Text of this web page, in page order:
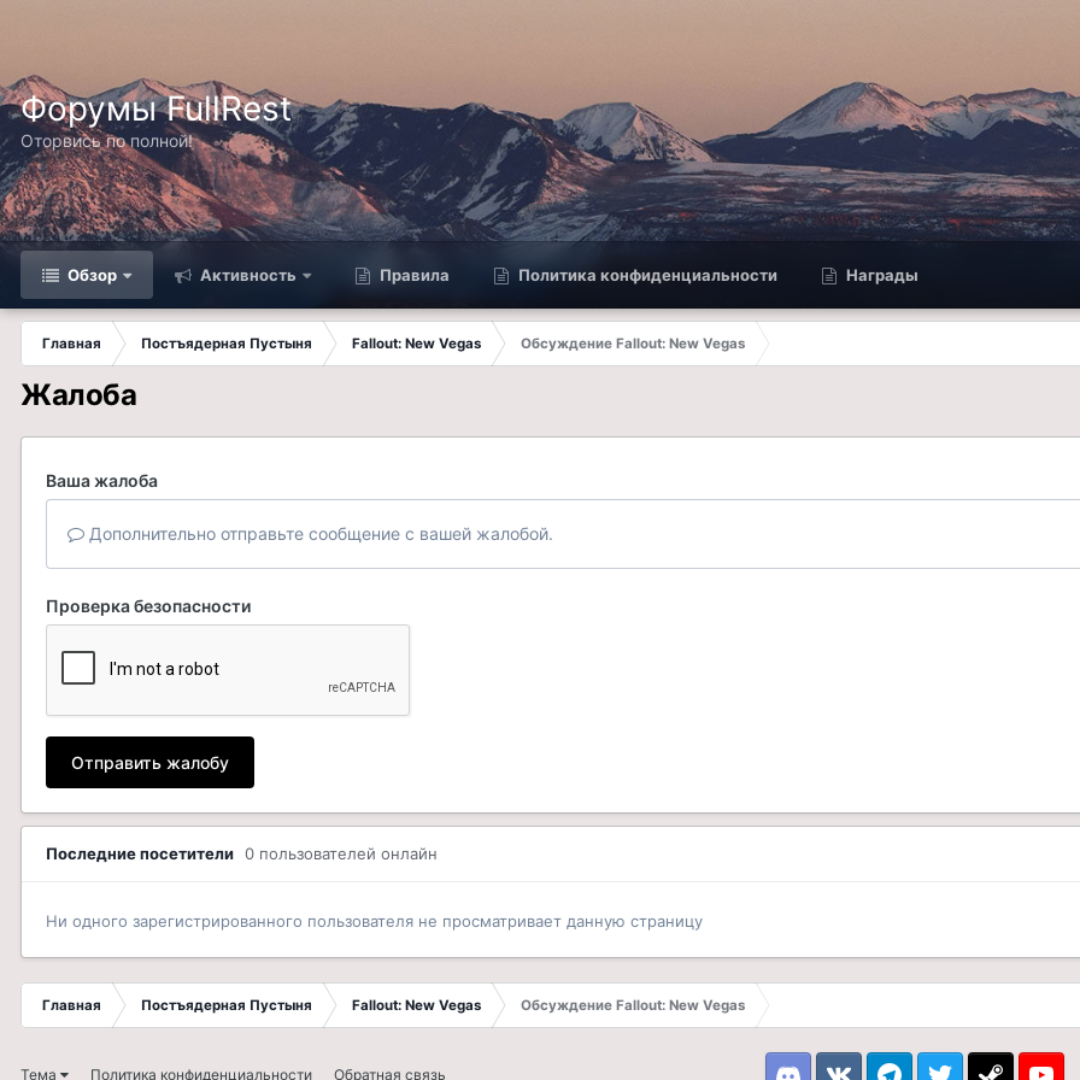
Форумы FullRest
Оторвись по полной!
Обзор Активность Правила Политика конфиденциальности Награды
Главная Постъядерная Пустыня Fallout: New Vegas
Обсуждение Fallout: New Vegas
Жалоба
Ваша жалоба
Дополнительно отправьте сообщение с вашей жалобой.
Проверка безопасности
Отправить жалобу
Последние посетители 0 пользователей онлайн
Ни одного зарегистрированного пользователя не просматривает данную страницу
Главная Постъядерная Пустыня Fallout: New Vegas Обсуждение Fallout: New Vegas
Тема Политика конфиденциальности Обратная связь